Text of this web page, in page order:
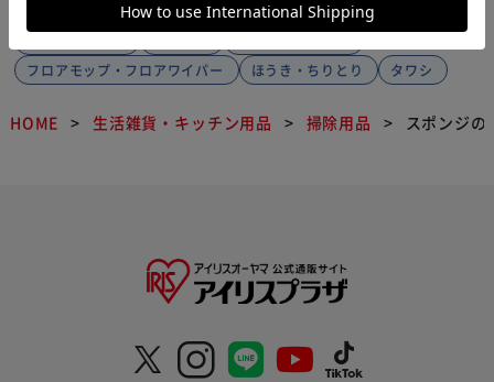
ぞうきん・クロス・リユーザブルクロス
バケツ
フロアモップ・フロアワイパー
ほうき・ちりとり タワシ
HOME 生活雑貨・キッチン用品 掃除用品 スポンジの